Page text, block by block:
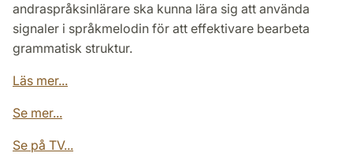
andraspråksinlärare ska kunna lära sig att använda
signaler i språkmelodin för att effektivare bearbeta
grammatisk struktur.
Läs mer...
Se mer...
Se på TV...